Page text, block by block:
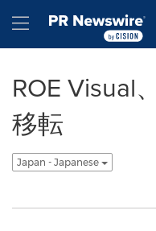
Hamburger menu
ROE Visual
移転
Japan - Japanese